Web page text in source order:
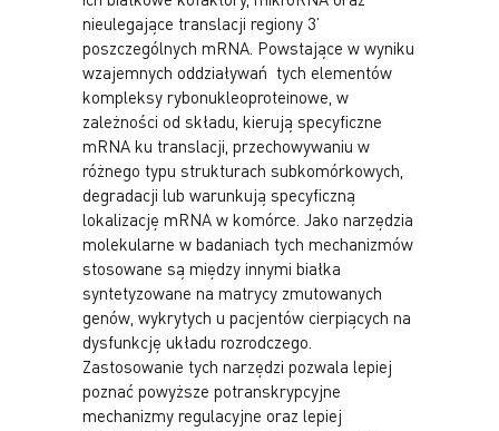
nieulegające translacji regiony 3’
poszczególnych mRNA. Powstające w wyniku
wzajemnych oddziaływań tych elementów
kompleksy rybonukleoproteinowe, w
zależności od składu, kierują specyficzne
mRNA ku translacji, przechowywaniu w
różnego typu strukturach subkomórkowych,
degradacji lub warunkują specyficzną
lokalizację mRNA w komórce. Jako narzędzia
molekularne w badaniach tych mechanizmów
stosowane są między innymi białka
syntetyzowane na matrycy zmutowanych
genów, wykrytych u pacjentów cierpiących na
dysfunkcję układu rozrodczego.
Zastosowanie tych narzędzi pozwala lepiej
poznać powyższe potranskrypcyjne
mechanizmy regulacyjne oraz lepiej